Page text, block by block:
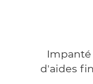
d'aides